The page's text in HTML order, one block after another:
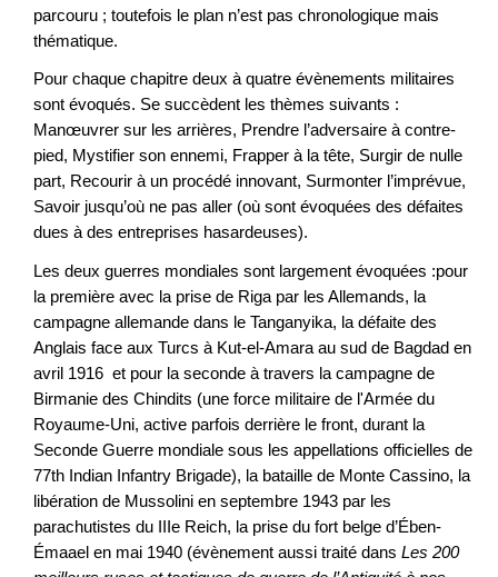
parcouru ; toutefois le plan n’est pas chronologique mais
thématique.
Pour chaque chapitre deux à quatre évènements militaires
sont évoqués. Se succèdent les thèmes suivants :
Manœuvrer sur les arrières, Prendre l’adversaire à contre-
pied, Mystifier son ennemi, Frapper à la tête, Surgir de nulle
part, Recourir à un procédé innovant, Surmonter l’imprévue,
Savoir jusqu’où ne pas aller (où sont évoquées des défaites
dues à des entreprises hasardeuses).
Les deux guerres mondiales sont largement évoquées :pour
la première avec la prise de Riga par les Allemands, la
campagne allemande dans le Tanganyika, la défaite des
Anglais face aux Turcs à Kut-el-Amara au sud de Bagdad en
avril 1916 et pour la seconde à travers la campagne de
Birmanie des Chindits (une force militaire de l'Armée du
Royaume-Uni, active parfois derrière le front, durant la
Seconde Guerre mondiale sous les appellations officielles de
77th Indian Infantry Brigade), la bataille de Monte Cassino, la
libération de Mussolini en septembre 1943 par les
parachutistes du IIIe Reich, la prise du fort belge d’Ében-
Émaael en mai 1940 (évènement aussi traité dans Les 200